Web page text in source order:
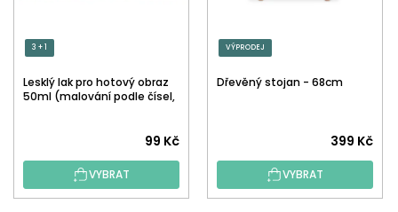
3 + 1
Lesklý lak pro hotový obraz
50ml (malování podle čísel,
hodnocení
produktu
je
99 Kč
VYBRAT
VÝPRODEJ
Dřevěný stojan - 68cm
399 Kč
VYBRAT